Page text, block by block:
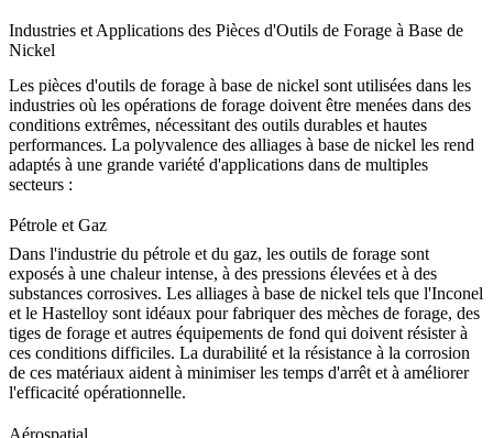
Industries et Applications des Pièces d'Outils de Forage à Base de
Nickel
Les pièces d'outils de forage à base de nickel sont utilisées dans les
industries où les opérations de forage doivent être menées dans des
conditions extrêmes, nécessitant des outils durables et hautes
performances. La polyvalence des alliages à base de nickel les rend
adaptés à une grande variété d'applications dans de multiples
secteurs :
Pétrole et Gaz
Dans l'industrie du pétrole et du gaz, les outils de forage sont
exposés à une chaleur intense, à des pressions élevées et à des
substances corrosives. Les alliages à base de nickel tels que l'Inconel
et le Hastelloy sont idéaux pour fabriquer des mèches de forage, des
tiges de forage et autres équipements de fond qui doivent résister à
ces conditions difficiles. La durabilité et la résistance à la corrosion
de ces matériaux aident à minimiser les temps d'arrêt et à améliorer
l'efficacité opérationnelle.
Aérospatial